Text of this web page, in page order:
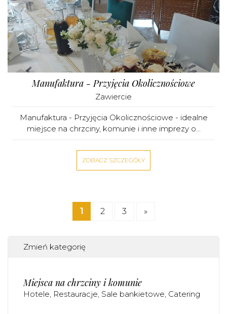
Manufaktura - Przyjęcia Okolicznościowe
Zawiercie
Manufaktura - Przyjęcia Okolicznościowe - idealne
miejsce na chrzciny, komunie i inne imprezy o...
ZOBACZ SZCZEGÓŁY
1 2 3 »
Zmień kategorię
Miejsca na chrzciny i komunie
Hotele Restauracje Sale bankietowe Catering